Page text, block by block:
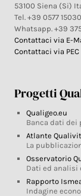
53100 Siena (Si)
Tel. +39 0577
Whatsapp. +39
Contattaci via E-
Contattaci via PEC
Progetti
Qualigeo.eu
Banca dati dei
Atlante
La
Osservatorio
Dati ed analisi
Rapporto
Indagine